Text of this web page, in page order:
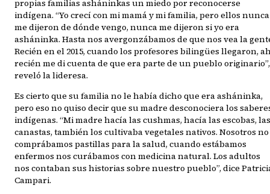
propias familias asháninkas un miedo por reconocerse
indígena. “Yo crecí con mi mamá y mi familia, pero ellos nunca
me dijeron de dónde vengo, nunca me dijeron si yo era
asháninka. Hasta nos avergonzábamos de que nos vea la
Recién en el 2015, cuando los profesores bilingües llegaron,
recién me di cuenta de que era parte de un pueblo originario”,
reveló la lideresa.
Es cierto que su familia no le había dicho que era asháninka,
pero eso no quiso decir que su madre desconociera los
indígenas. “Mi madre hacía las cushmas, hacía las escobas, las
canastas, también los cultivaba vegetales nativos. Nosotros no
comprábamos pastillas para la salud, cuando estábamos
enfermos nos curábamos con medicina natural. Los adultos
nos contaban sus historias sobre nuestro pueblo”, dice
Campari.